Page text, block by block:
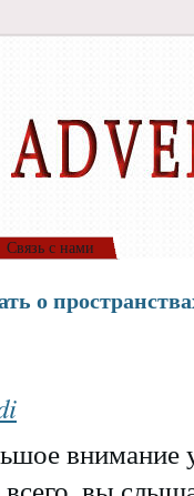
Связь с нами
о
внимание